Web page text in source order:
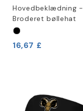
Hovedbeklædning -
Broderet bøllehat
16,67 £